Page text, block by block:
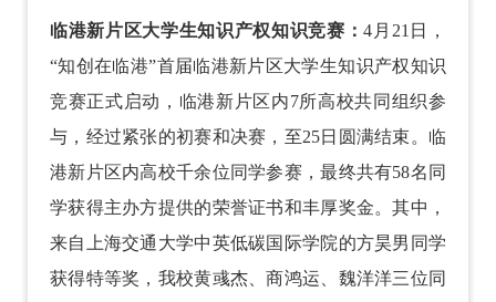
临港新片区大学生知识产权知识竞赛：4月21日，
“知创在临港”首届临港新片区大学生知识产权知识
竞赛正式启动，临港新片区内7所高校共同组织参
与，经过紧张的初赛和决赛，至25日圆满结束。临
港新片区内高校千余位同学参赛，最终共有58名同
学获得主办方提供的荣誉证书和丰厚奖金。其中，
来自上海交通大学中英低碳国际学院的方昊男同学
获得特等奖，我校黄彧杰、商鸿运、魏洋洋三位同